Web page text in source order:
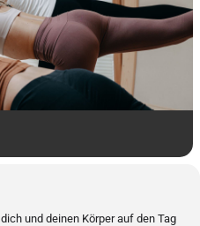
und deinen Körper auf den Tag